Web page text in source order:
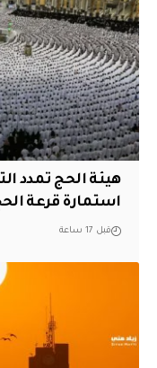
هيئة الحج تمدد
استمارة قرعة
قبل 17 ساعة